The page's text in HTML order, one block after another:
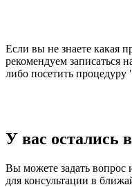
Если вы не знаете какая
рекомендуем записаться
либо посетить процедуру
У вас остались
Вы можете задать вопрос
для консультации в